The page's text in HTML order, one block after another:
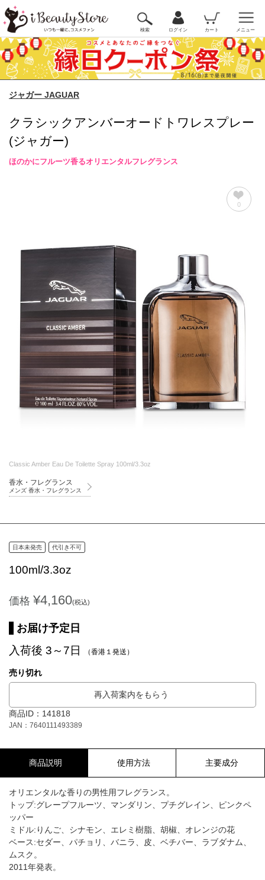
検索 ログイン カート メニュー
ジャガー JAGUAR
クラシックアンバーオードトワレスプレー
(ジャガー)
ほのかにフルーツ香るオリエンタルフレグランス
0
Classic Amber Eau De Toilette Spray 100ml/3.3oz
香水・フレグランス
メンズ 香水・フレグランス
日本未発売 代引き不可
100ml/3.3oz
価格 ¥4,160(税込)
お届け予定日
入荷後 3～7日 （香港１発送）
売り切れ
再入荷案内をもらう
商品ID：141818
JAN：7640111493389
商品説明 使用方法 主要成分
オリエンタルな香りの男性用フレグランス。
トップ:グレープフルーツ、マンダリン、プチグレイン、ピンクペ
ッパー
ミドル:りんご、シナモン、エレミ樹脂、胡椒、オレンジの花
ベース:セダー、パチョリ、バニラ、皮、ベチバー、ラブダナム、
ムスク。
2011年発表。